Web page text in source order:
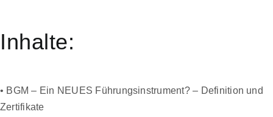
Inhalte:
• BGM – Ein NEUES Führungsinstrument? – Definition und
Zertifikate